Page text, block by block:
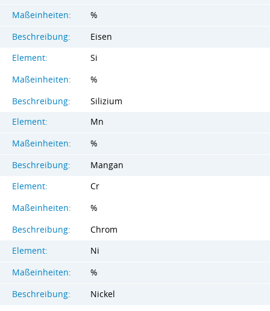
Maßeinheiten:
%
Beschreibung:
Eisen
Element:
Si
Maßeinheiten:
%
Beschreibung:
Silizium
Element:
Mn
Maßeinheiten:
%
Beschreibung:
Mangan
Element:
Cr
Maßeinheiten:
%
Beschreibung:
Chrom
Element:
Ni
Maßeinheiten:
%
Beschreibung:
Nickel